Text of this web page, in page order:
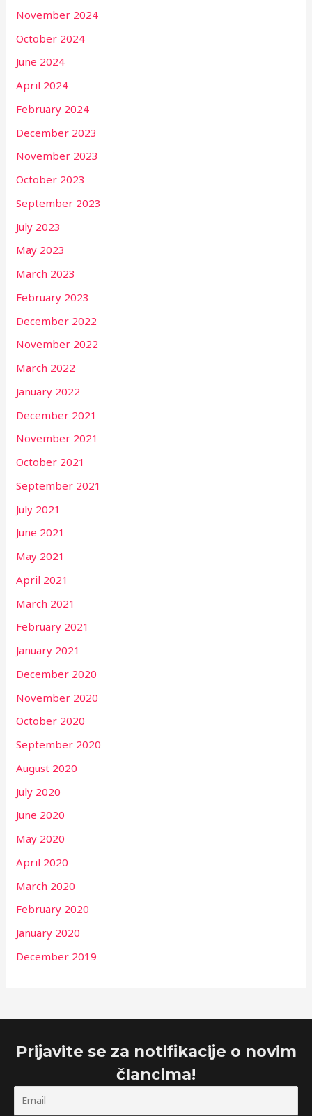
November 2024
October 2024
June 2024
April 2024
February 2024
December 2023
November 2023
October 2023
September 2023
July 2023
May 2023
March 2023
February 2023
December 2022
November 2022
March 2022
January 2022
December 2021
November 2021
October 2021
September 2021
July 2021
June 2021
May 2021
April 2021
March 2021
February 2021
January 2021
December 2020
November 2020
October 2020
September 2020
August 2020
July 2020
June 2020
May 2020
April 2020
March 2020
February 2020
January 2020
December 2019
Prijavite se za notifikacije o novim
člancima!